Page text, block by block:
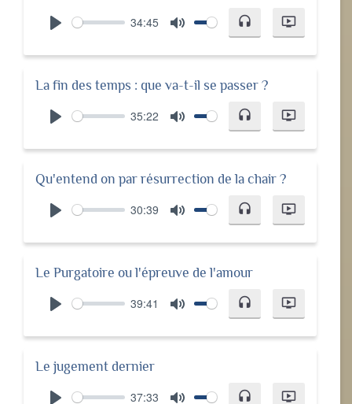
34:45 headset ondemand_video
La fin des temps : que va-t-il se passer ?
35:22 headset ondemand_video
Qu'entend on par résurrection de la chair ?
30:39 headset ondemand_video
Le Purgatoire ou l'épreuve de l'amour
39:41 headset ondemand_video
Le jugement dernier
37:33 headset ondemand_video